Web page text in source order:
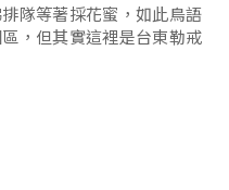
隊等著採花蜜，如此鳥語
，但其實這裡是台東勒戒